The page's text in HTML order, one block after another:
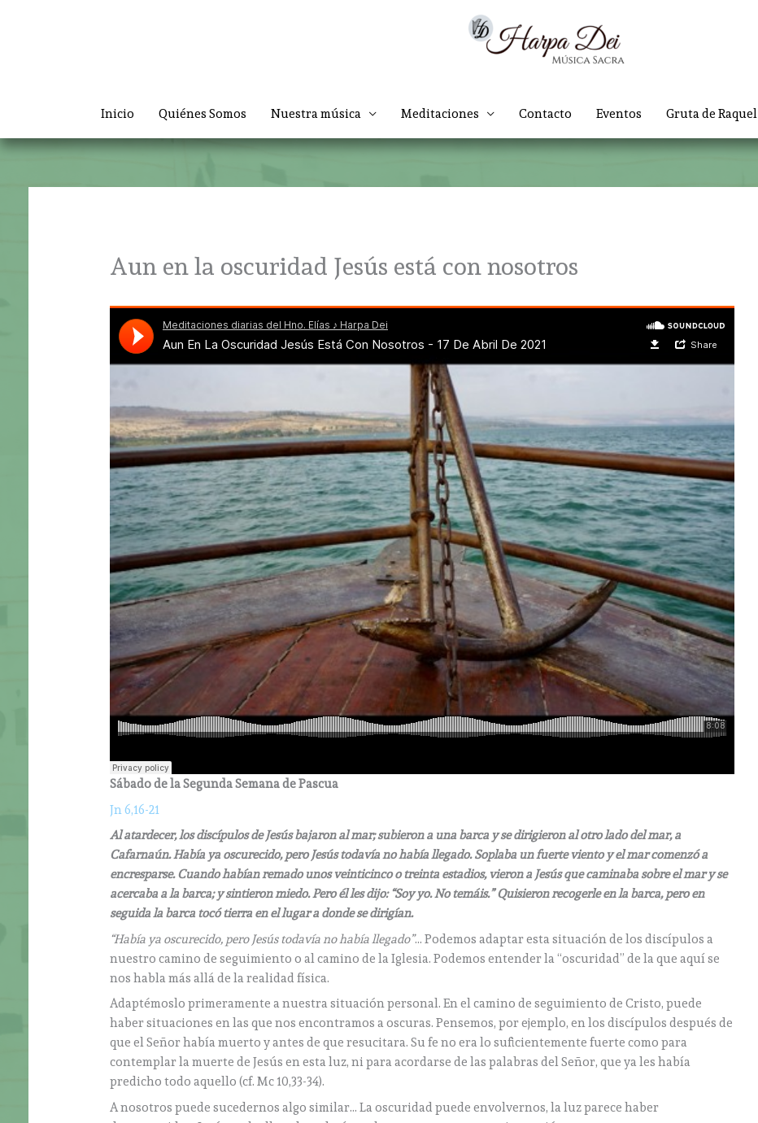
Inicio Quiénes Somos Nuestra música Meditaciones Contacto Eventos Gruta de Raquel
Aun en la oscuridad Jesús está con nosotros
Sábado de la Segunda Semana de Pascua
Jn 6,16-21
Al atardecer, los discípulos de Jesús bajaron al mar; subieron a una barca y se dirigieron al otro lado del mar, a
Cafarnaún. Había ya oscurecido, pero Jesús todavía no había llegado. Soplaba un fuerte viento y el mar comenzó a
encresparse. Cuando habían remado unos veinticinco o treinta estadios, vieron a Jesús que caminaba sobre el mar y se
acercaba a la barca; y sintieron miedo. Pero él les dijo: “Soy yo. No temáis.” Quisieron recogerle en la barca, pero en
seguida la barca tocó tierra en el lugar a donde se dirigían.
“Había ya oscurecido, pero Jesús todavía no había llegado”… Podemos adaptar esta situación de los discípulos a
nuestro camino de seguimiento o al camino de la Iglesia. Podemos entender la “oscuridad” de la que aquí se
nos habla más allá de la realidad física.
Adaptémoslo primeramente a nuestra situación personal. En el camino de seguimiento de Cristo, puede
haber situaciones en las que nos encontramos a oscuras. Pensemos, por ejemplo, en los discípulos después de
que el Señor había muerto y antes de que resucitara. Su fe no era lo suficientemente fuerte como para
contemplar la muerte de Jesús en esta luz, ni para acordarse de las palabras del Señor, que ya les había
predicho todo aquello (cf. Mc 10,33-34).
A nosotros puede sucedernos algo similar… La oscuridad puede envolvernos, la luz parece haber